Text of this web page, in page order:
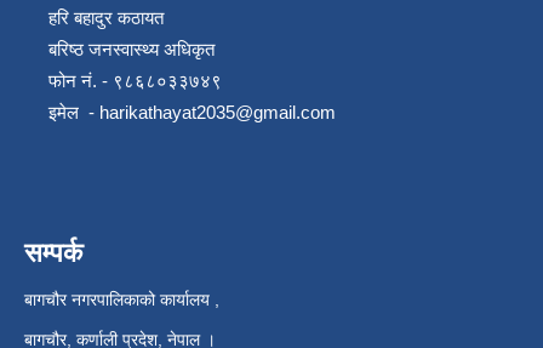
हरि बहादुर कठायत
बरिष्ठ जनस्वास्थ्य अधिकृत
फोन नं. - ९८६८०३३७४९
इमेल - harikathayat2035@gmail.com
सम्पर्क
बागचौर नगरपालिकाको कार्यालय ,
बागचौर, कर्णाली प्रदेश, नेपाल ।